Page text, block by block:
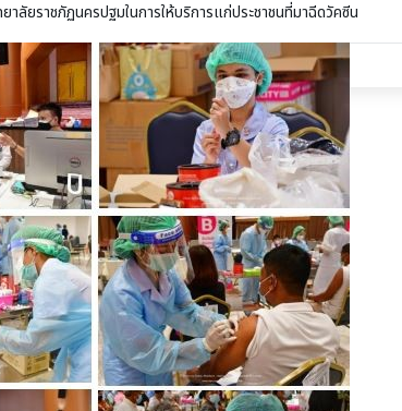
ลัยราชภัฏนครปฐมในการให้บริการแก่ประชาชนที่มาฉีดวัคซีน